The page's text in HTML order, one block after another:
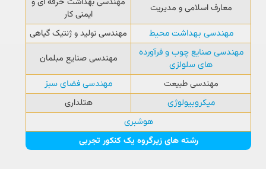
رشته های زیرگروه یک کنکور تجربی
معارف اسلامی و مدیریت
ایمنی کار
مهندسی بهداشت محیط مهندسی تولید و ژنتیک گیاهی
مهندسی صنایع چوب و فرآورده
های سلولزی
مهندسی صنایع مبلمان
مهندسی طبیعت
مهندسی فضای سبز
میکروبیولوژی
هتلداری
هوشبری